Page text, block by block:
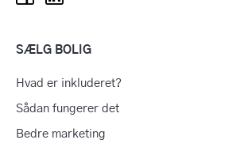
SÆLG BOLIG
Hvad er inkluderet?
Sådan fungerer det
Bedre marketing